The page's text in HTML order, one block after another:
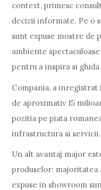
context, primesc
decizii informate. Pe o
sunt expuse mostre de
ambiente
pentru a inspira si
Compania, a inregistrat
de aproximativ 15
pozitia pe piata
infrastructura si servicii.
Un alt avantaj major
produselor: majoritatea
expuse in showroom